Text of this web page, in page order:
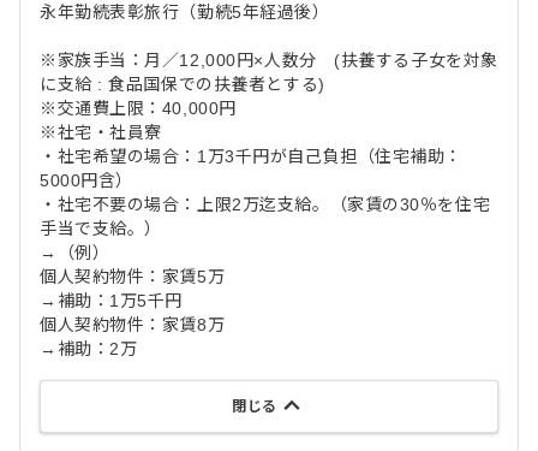
永年勤続表彰旅行（勤続5年経過後）
※家族手当：月／12,000円×人数分 (扶養する子女を対象
に支給 : 食品国保での扶養者とする)
※交通費上限：40,000円
※社宅・社員寮
・社宅希望の場合：1万3千円が自己負担（住宅補助：
5000円含）
・社宅不要の場合：上限2万迄支給。（家賃の30％を住宅
手当で支給。）
→（例）
個人契約物件：家賃5万
→補助：1万5千円
個人契約物件：家賃8万
→補助：2万
閉じる